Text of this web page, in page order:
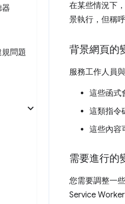
問題
在某些情況下
景執行，但稱
背景網頁的
服務工作人員
這些函式
這類指令
這些內容
需要進行的
您需要調整一
Service